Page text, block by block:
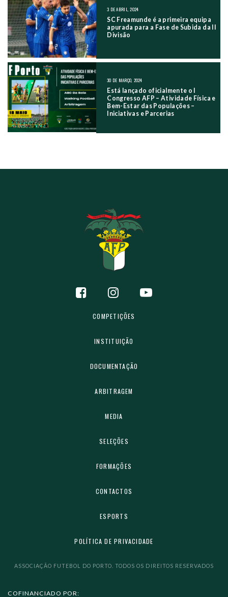
3 DE ABRIL, 2024
SC Freamunde é a primeira equipa
apurada para a Fase de Subida da II
Divisão
30 DE MARÇO, 2024
Está lançado oficialmente o I
Congresso AFP – Atividade Física e
Bem-Estar das Populações –
Iniciativas e Parcerias
COMPETIÇÕES
INSTITUIÇÃO
DOCUMENTAÇÃO
ARBITRAGEM
MEDIA
SELEÇÕES
FORMAÇÕES
CONTACTOS
ESPORTS
POLÍTICA DE PRIVACIDADE
ASSOCIAÇÃO FUTEBOL DO PORTO. TODOS OS DIREITOS RESERVADOS
COFINANCIADO POR: